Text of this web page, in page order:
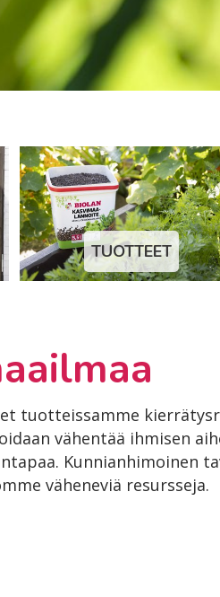
TUOTTEET
tuotteissamme
vähentää ihmisen
Kunnianhimoinen
väheneviä resursseja.